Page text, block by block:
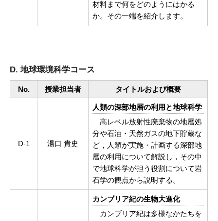
材料まで何をどのようにはかる
か。その一端を紹介します。
D. 地球環境科学コース
No. 授業担当者 タイトルおよび概要
D-1 湯口 貴史
人類の深部地層の利用と地球科学
高レベル放射性廃棄物の地層処
分や石油・天然ガスの地下貯蔵な
ど，人類が実施・計画する深部地
層の利用について解説し，その中
で地球科学が担う役割について岩
石学の観点から説明する。
カンブリア紀の生物大進化
カンブリア紀は多様なかたちを